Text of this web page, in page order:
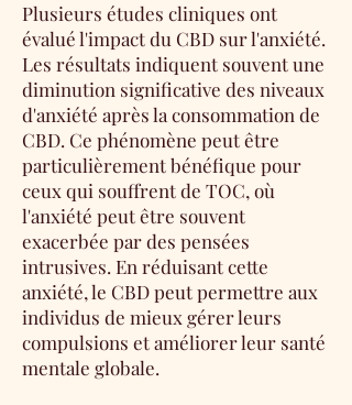
Plusieurs études cliniques ont
évalué l'impact du CBD sur l'anxiété.
Les résultats indiquent souvent une
diminution significative des niveaux
d'anxiété après la consommation de
CBD. Ce phénomène peut être
particulièrement bénéfique pour
ceux qui souffrent de TOC, où
l'anxiété peut être souvent
exacerbée par des pensées
intrusives. En réduisant cette
anxiété, le CBD peut permettre aux
individus de mieux gérer leurs
compulsions et améliorer leur santé
mentale globale.